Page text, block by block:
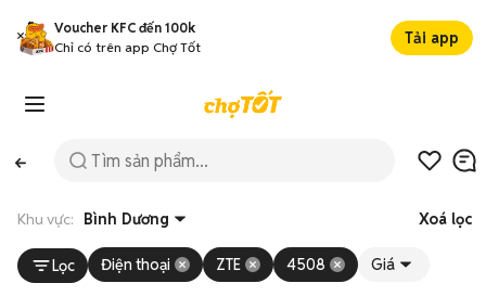
Voucher KFC đến 100k
Chỉ có trên app Chợ Tốt
Tải app
Khu vực: Bình Dương Xoá lọc
Lọc Điện thoại ZTE 4508 Giá